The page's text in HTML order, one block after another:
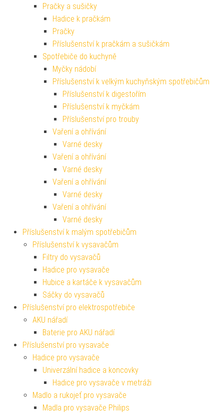
Pračky a sušičky
Hadice k pračkám
Pračky
Příslušenství k pračkám a sušičkám
Spotřebiče do kuchyně
Myčky nádobí
Příslušenství k velkým kuchyňským spotřebičům
Příslušenství k digestořím
Příslušenství k myčkám
Příslušenství pro trouby
Vaření a ohřívání
Varné desky
Vaření a ohřívání
Varné desky
Vaření a ohřívání
Varné desky
Vaření a ohřívání
Varné desky
Příslušenství k malým spotřebičům
Příslušenství k vysavačům
Filtry do vysavačů
Hadice pro vysavače
Hubice a kartáče k vysavačům
Sáčky do vysavačů
Příslušenství pro elektrospotřebiče
AKU nářadí
Baterie pro AKU nářadí
Příslušenství pro vysavače
Hadice pro vysavače
Univerzální hadice a koncovky
Hadice pro vysavače v metráži
Madlo a rukojeť pro vysavače
Madla pro vysavače Philips